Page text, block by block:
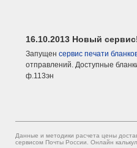
16.10.2013 Новый
Запущен сервис печати
отправлений. Доступные
ф.113эн
Данные и методики расчета цены
сервисом Почты России. Онлайн